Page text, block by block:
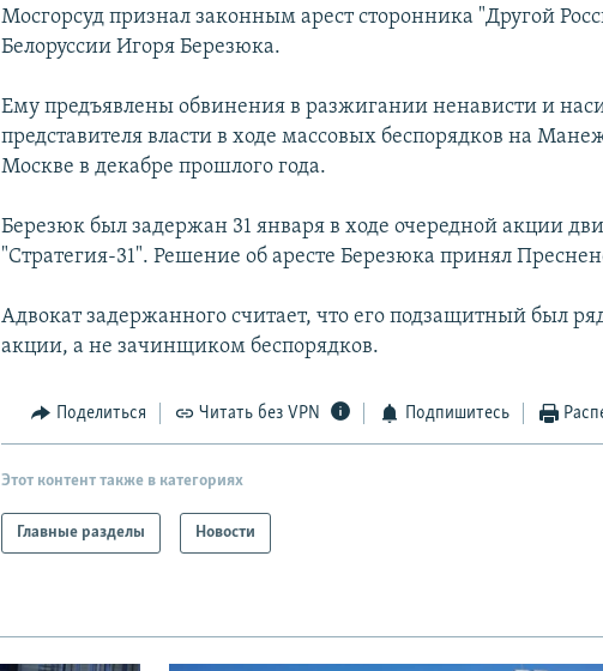
Мосгорсуд признал законным арест сторонника "Другой
Белоруссии Игоря Березюка.
Ему предъявлены обвинения в разжигании ненависти и
представителя власти в ходе массовых беспорядков на
Москве в декабре прошлого года.
Березюк был задержан 31 января в ходе очередной акции
"Стратегия-31". Решение об аресте Березюка принял
Адвокат задержанного считает, что его подзащитный был
акции, а не зачинщиком беспорядков.
Поделиться Читать без VPN Подпишитесь
Этот контент также в категориях
Главные разделы Новости